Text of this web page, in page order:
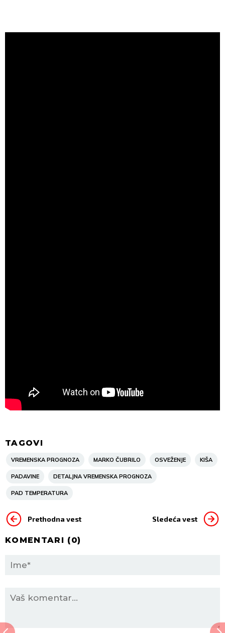
TAGOVI
VREMENSKA PROGNOZA MARKO ČUBRILO OSVEŽENJE KIŠA
PADAVINE DETALJNA VREMENSKA PROGNOZA
PAD TEMPERATURA
Prethodna vest Sledeća vest
KOMENTARI (0)